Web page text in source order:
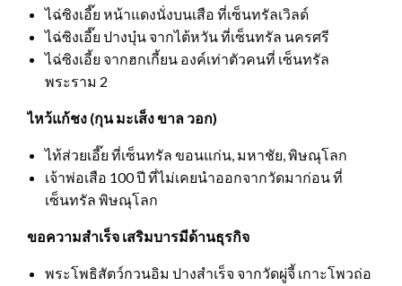
ไฉ่ซิงเอี๊ย หน้าแดงนั่งบนเสือ ที่เซ็นทรัลเวิลด์
ไฉ่ซิงเอี๊ย ปางบุ๋น จากไต้หวัน ที่เซ็นทรัล นครศรี
ไฉ่ซิงเอี้ย จากฮกเกี้ยน องค์เท่าตัวคนที่ เซ็นทรัล
พระราม 2
ไหว้แก้ชง (กุน มะเส็ง ขาล วอก)
ไท้ส่วยเอี๊ย ที่เซ็นทรัล ขอนแก่น, มหาชัย, พิษณุโลก
เจ้าพ่อเสือ 100 ปี ที่ไม่เคยนำออกจากวัดมาก่อน ที่
เซ็นทรัล พิษณุโลก
ขอความสำเร็จ เสริมบารมีด้านธุรกิจ
พระโพธิสัตว์กวนอิม ปางสำเร็จ จากวัดผู่จี้ เกาะโพวถ่อ